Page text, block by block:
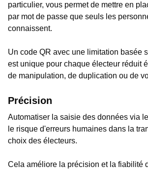
particulier, vous permet de mettre en
par mot de passe que seuls les
connaissent.
Un code QR avec une limitation basée
est unique pour chaque électeur réduit
de manipulation, de duplication ou de
Précision
Automatiser la saisie des données via
le risque d'erreurs humaines dans la
choix des électeurs.
Cela améliore la précision et la fiabilité